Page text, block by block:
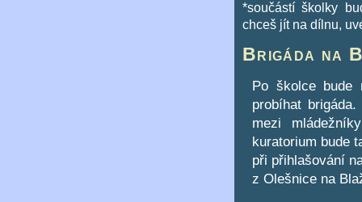
*součástí školky
chceš jít na dílnu,
Brigáda na
Po školce bude
probíhat
mezi
kuratorium bude
při přihlašování
z Olešnice na